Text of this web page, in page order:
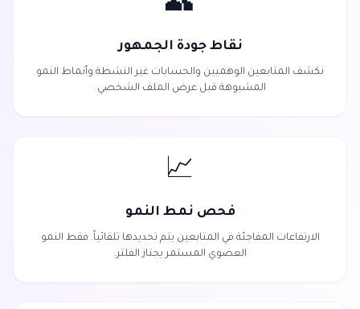
👥
نقاط جودة الجمهور
نكشف المتابعين الوهميين والحسابات غير النشطة وأنماط النمو
المشبوهة قبل عرض الملف الشخصي.
📈
فحص نمط النمو
الارتفاعات المفاجئة في المتابعين يتم تحديدها تلقائياً. فقط النمو
العضوي المستمر يجتاز الفلتر.